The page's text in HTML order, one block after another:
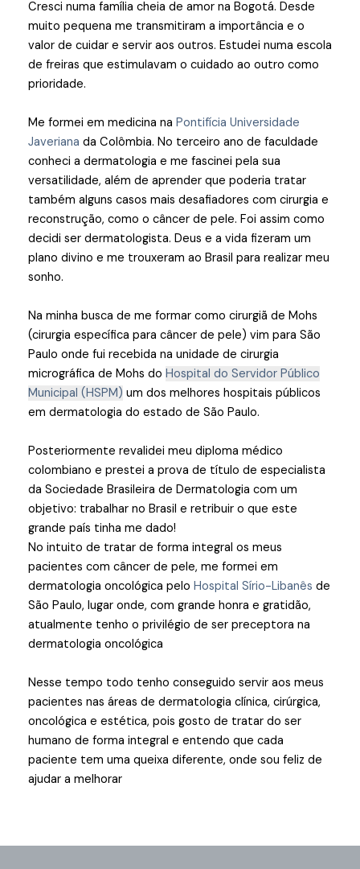
Cresci numa família cheia de amor na Bogotá. Desde
muito pequena me transmitiram a importância e o
valor de cuidar e servir aos outros. Estudei numa escola
de freiras que estimulavam o cuidado ao outro como
prioridade.
Me formei em medicina na Pontifícia Universidade
Javeriana da Colômbia. No terceiro ano de faculdade
conheci a dermatologia e me fascinei pela sua
versatilidade, além de aprender que poderia tratar
também alguns casos mais desafiadores com cirurgia e
reconstrução, como o câncer de pele. Foi assim como
decidi ser dermatologista. Deus e a vida fizeram um
plano divino e me trouxeram ao Brasil para realizar meu
sonho.
Na minha busca de me formar como cirurgiã de Mohs
(cirurgia específica para câncer de pele) vim para São
Paulo onde fui recebida na unidade de cirurgia
micrográfica de Mohs do Hospital do Servidor Público
Municipal (HSPM) um dos melhores hospitais públicos
em dermatologia do estado de São Paulo.
Posteriormente revalidei meu diploma médico
colombiano e prestei a prova de título de especialista
da Sociedade Brasileira de Dermatologia com um
objetivo: trabalhar no Brasil e retribuir o que este
grande país tinha me dado!
No intuito de tratar de forma integral os meus
pacientes com câncer de pele, me formei em
dermatologia oncológica pelo Hospital Sírio-Libanês de
São Paulo, lugar onde, com grande honra e gratidão,
atualmente tenho o privilégio de ser preceptora na
dermatologia oncológica
Nesse tempo todo tenho conseguido servir aos meus
pacientes nas áreas de dermatologia clínica, cirúrgica,
oncológica e estética, pois gosto de tratar do ser
humano de forma integral e entendo que cada
paciente tem uma queixa diferente, onde sou feliz de
ajudar a melhorar